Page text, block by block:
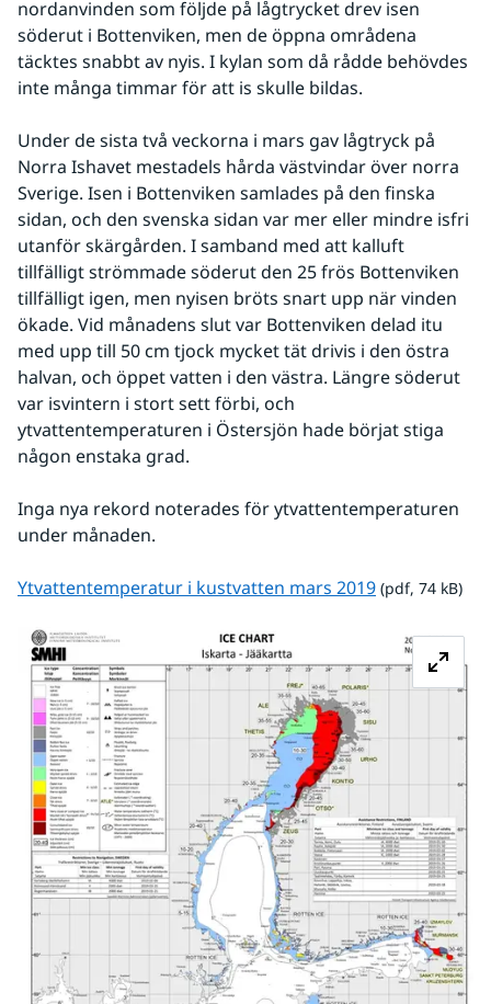
nordanvinden som följde på lågtrycket drev isen
söderut i Bottenviken, men de öppna områdena
täcktes snabbt av nyis. I kylan som då rådde behövdes
inte många timmar för att is skulle bildas.
Under de sista två veckorna i mars gav lågtryck på
Norra Ishavet mestadels hårda västvindar över norra
Sverige. Isen i Bottenviken samlades på den finska
sidan, och den svenska sidan var mer eller mindre isfri
utanför skärgården. I samband med att kalluft
tillfälligt strömmade söderut den 25 frös Bottenviken
tillfälligt igen, men nyisen bröts snart upp när vinden
ökade. Vid månadens slut var Bottenviken delad itu
med upp till 50 cm tjock mycket tät drivis i den östra
halvan, och öppet vatten i den västra. Längre söderut
var isvintern i stort sett förbi, och
ytvattentemperaturen i Östersjön hade börjat stiga
någon enstaka grad.
Inga nya rekord noterades för ytvattentemperaturen
under månaden.
Ytvattentemperatur i kustvatten mars 2019pdf, 74 kB.
(pdf, 74 kB)